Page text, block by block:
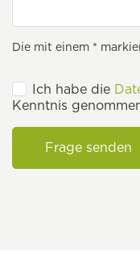
Die mit einem *
Ich habe die
Kenntnis
Frage senden